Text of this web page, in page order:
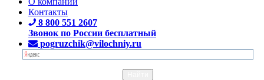
Контакты
8 800 551 2607
Звонок по России бесплатный
pogruzchik@vilochniy.ru